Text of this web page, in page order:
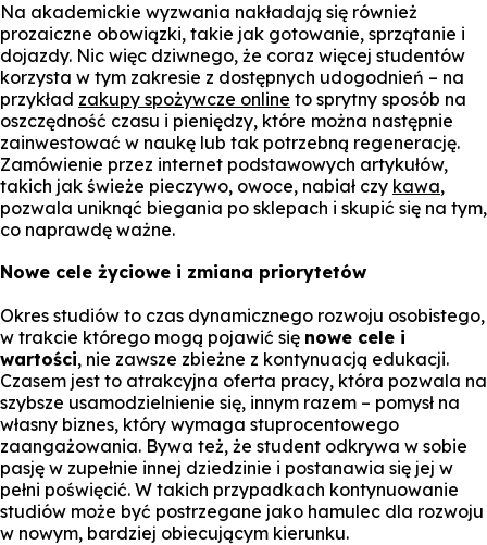
Na akademickie wyzwania nakładają się również
prozaiczne obowiązki, takie jak gotowanie, sprzątanie i
dojazdy. Nic więc dziwnego, że coraz więcej studentów
korzysta w tym zakresie z dostępnych udogodnień – na
przykład zakupy spożywcze online to sprytny sposób na
oszczędność czasu i pieniędzy, które można następnie
zainwestować w naukę lub tak potrzebną regenerację.
Zamówienie przez internet podstawowych artykułów,
takich jak świeże pieczywo, owoce, nabiał czy kawa,
pozwala uniknąć biegania po sklepach i skupić się na tym,
co naprawdę ważne.
Nowe cele życiowe i zmiana priorytetów
Okres studiów to czas dynamicznego rozwoju osobistego,
w trakcie którego mogą pojawić się nowe cele i
wartości, nie zawsze zbieżne z kontynuacją edukacji.
Czasem jest to atrakcyjna oferta pracy, która pozwala na
szybsze usamodzielnienie się, innym razem – pomysł na
własny biznes, który wymaga stuprocentowego
zaangażowania. Bywa też, że student odkrywa w sobie
pasję w zupełnie innej dziedzinie i postanawia się jej w
pełni poświęcić. W takich przypadkach kontynuowanie
studiów może być postrzegane jako hamulec dla rozwoju
w nowym, bardziej obiecującym kierunku.